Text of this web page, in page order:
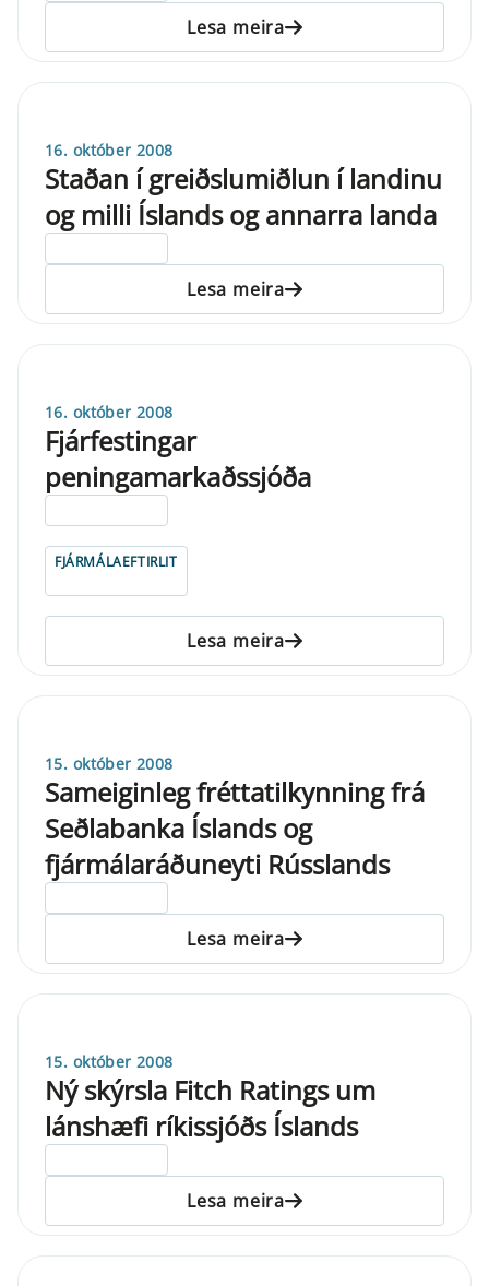
Lesa meira
16. október 2008
Staðan í greiðslumiðlun í landinu
og milli Íslands og annarra landa
Lesa meira
16. október 2008
Fjárfestingar
peningamarkaðssjóða
FJÁRMÁLAEFTIRLIT
Lesa meira
15. október 2008
Sameiginleg fréttatilkynning frá
Seðlabanka Íslands og
fjármálaráðuneyti Rússlands
Lesa meira
15. október 2008
Ný skýrsla Fitch Ratings um
lánshæfi ríkissjóðs Íslands
Lesa meira